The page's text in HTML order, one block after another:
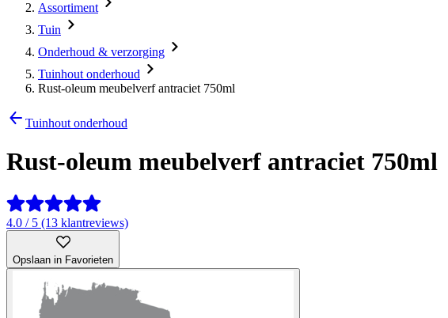
Assortiment
Tuin
Onderhoud & verzorging
Tuinhout onderhoud
Rust-oleum meubelverf antraciet 750ml
Tuinhout onderhoud
Rust-oleum meubelverf antraciet 750ml
4.0 / 5 (13 klantreviews)
Opslaan in Favorieten